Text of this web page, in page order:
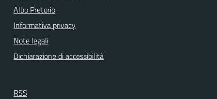
Albo Pretorio
Informativa privacy
Note legali
Dichiarazione di accessibilità
RSS